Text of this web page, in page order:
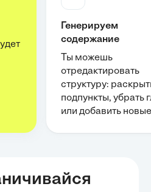
Генерируем
содержание
Ты можешь
отредактировать
структуру:
подпункты, убрать
или добавить новые